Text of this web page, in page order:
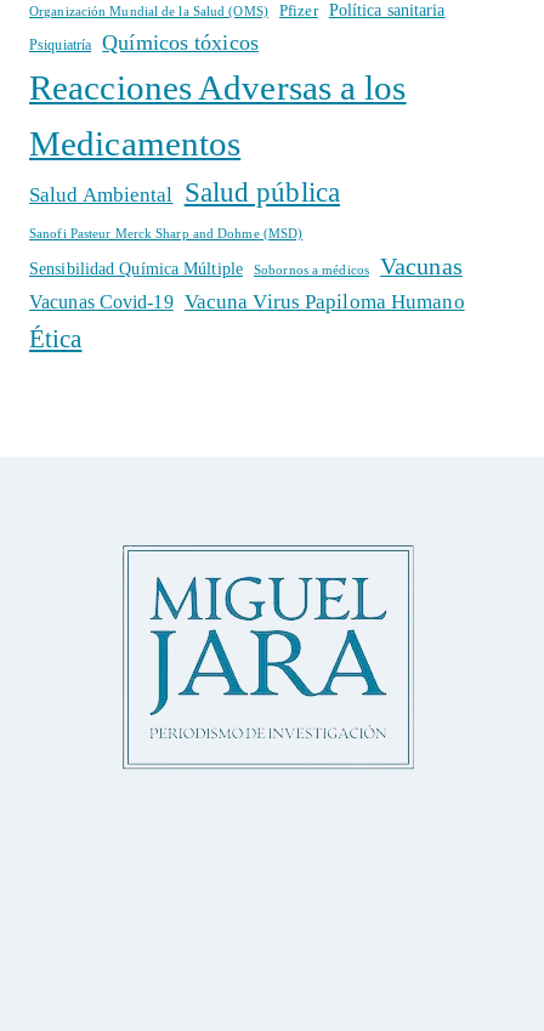
Organización Mundial de la Salud (OMS) Pfizer Política sanitaria
Psiquiatría Químicos tóxicos
Reacciones Adversas a los
Medicamentos
Salud Ambiental Salud pública
Sanofi Pasteur Merck Sharp and Dohme (MSD)
Sensibilidad Química Múltiple Sobornos a médicos Vacunas
Vacunas Covid-19 Vacuna Virus Papiloma Humano
Ética